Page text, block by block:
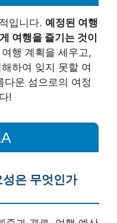
입니다. 예정된 여행
여행을 즐기는 것이
행 계획을 세우고,
하여 잊지 못할 여
다운 섬으로의 여정
!
은 무엇인가